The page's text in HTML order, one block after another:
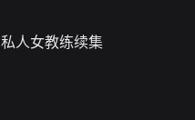
私人女教练续集